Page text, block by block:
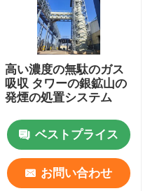
高い濃度の無駄のガス
吸収 タワーの銀鉱山の
発煙の処置システム
ベストプライス
お問い合わせ